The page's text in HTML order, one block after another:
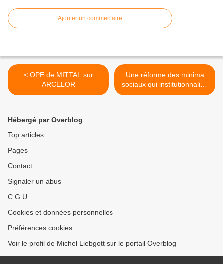
Ajouter un commentaire
< OPE de MITTAL sur
ARCELOR
Une réforme des minima
sociaux qui institutionnalise
les travailleurs pauvres ! >
Hébergé par Overblog
Top articles
Pages
Contact
Signaler un abus
C.G.U.
Cookies et données personnelles
Préférences cookies
Voir le profil de Michel Liebgott sur le portail Overblog